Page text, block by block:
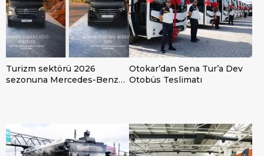
Turizm sektörü 2026
sezonuna Mercedes-Benz
Otokar’dan Sena Tur’a Dev
Otobüs Teslimatı